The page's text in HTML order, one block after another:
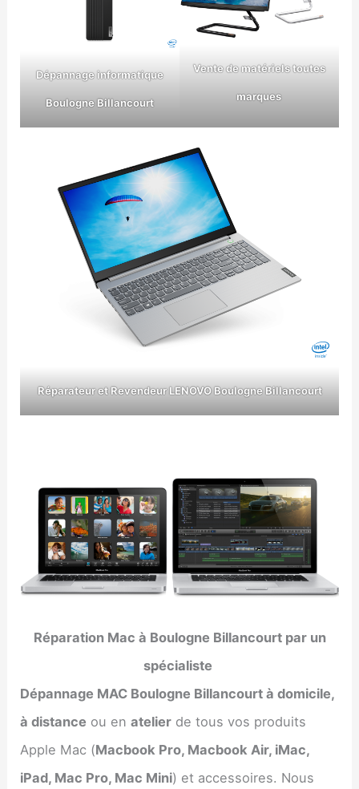
Dépannage informatique
Boulogne Billancourt
Vente de matériels toutes
marques
Réparateur et Revendeur LENOVOBoulogne Billancourt
Réparation Mac à Boulogne Billancourt par un
spécialiste
Dépannage MAC Boulogne Billancourt à domicile,
à distance ou enatelier de tous vos produits
Apple Mac (Macbook Pro, Macbook Air, iMac,
iPad, Mac Pro, Mac Mini) et accessoires. Nous